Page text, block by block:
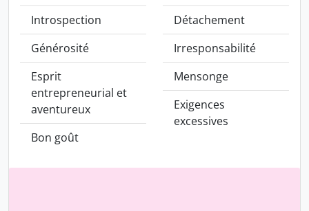
Introspection
Générosité
Esprit
entrepreneurial et
aventureux
Bon goût
Détachement
Irresponsabilité
Mensonge
Exigences
excessives